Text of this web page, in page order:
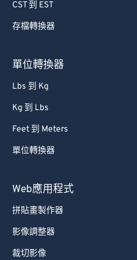
CST 到 EST
存檔轉換器
單位轉換器
Lbs 到 Kg
Kg 到 Lbs
Feet 到 Meters
單位轉換器
Web應用程式
拼貼畫製作器
影像調整器
裁切影像